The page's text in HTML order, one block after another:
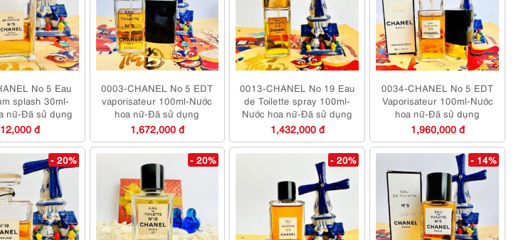
No 5 Eau
splash 30ml-
nữ-Đã sử dụng
đ
0003-CHANEL No 5 EDT
vaporisateur 100ml-Nước
hoa nữ-Đã sử dụng
1,672,000 đ
0013-CHANEL No 19 Eau
de Toilette spray 100ml-
Nước hoa nữ-Đã sử dụng
1,432,000 đ
0034-CHANEL No 5 EDT
Vaporisateur 100ml-Nước
hoa nữ-Đã sử dụng
1,960,000 đ
- 20% - 20% - 20% - 14%